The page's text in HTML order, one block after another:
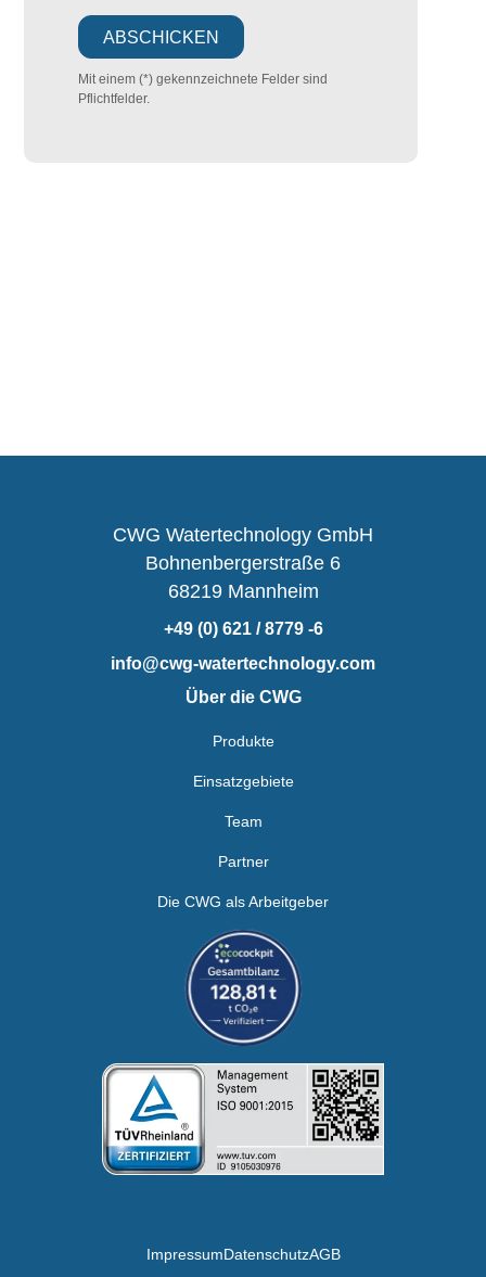
Mit einem (*) gekennzeichnete Felder sind
Pflichtfelder.
CWG Watertechnology GmbH
Bohnenbergerstraße 6
68219 Mannheim
+49 (0) 621 / 8779 -6
info@cwg-watertechnology.com
Über die CWG
Produkte
Einsatzgebiete
Team
Partner
Die CWG als Arbeitgeber
ImpressumDatenschutzAGB